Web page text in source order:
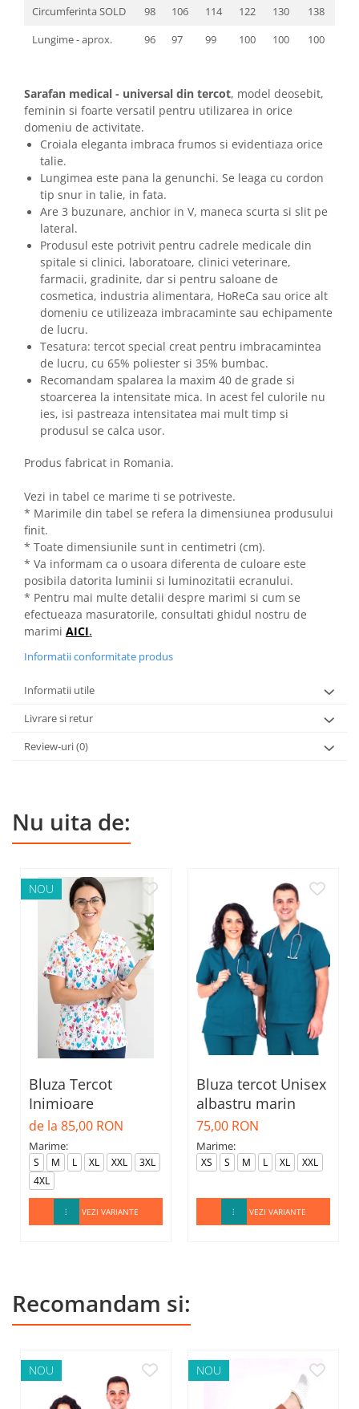
Circumferinta SOLD 98 106 114 122 130
138
Lungime - aprox.
96 97 99 100 100 100
Sarafan medical - universal din tercot, model deosebit,
feminin si foarte versatil pentru utilizarea in orice
domeniu de activitate.
Croiala eleganta imbraca frumos si evidentiaza orice
talie.
Lungimea este pana la genunchi. Se leaga cu cordon
tip snur in talie, in fata.
Are 3 buzunare, anchior in V, maneca scurta si slit pe
lateral.
Produsul este potrivit pentru cadrele medicale din
spitale si clinici, laboratoare, clinici veterinare,
farmacii, gradinite, dar si pentru saloane de
cosmetica, industria alimentara, HoReCa sau orice alt
domeniu ce utilizeaza imbracaminte sau echipamente
de lucru.
Tesatura: tercot special creat pentru imbracamintea
de lucru, cu 65% poliester si 35% bumbac.
Recomandam spalarea la maxim 40 de grade si
stoarcerea la intensitate mica. In acest fel culorile nu
ies, isi pastreaza intensitatea mai mult timp si
produsul se calca usor.
Produs fabricat in Romania.
Vezi in tabel ce marime ti se potriveste.
* Marimile din tabel se refera la dimensiunea produsului
finit.
* Toate dimensiunile sunt in centimetri (cm).
* Va informam ca o usoara diferenta de culoare este
posibila datorita luminii si luminozitatii ecranului.
* Pentru mai multe detalii despre marimi si cum se
efectueaza masuratorile, consultati ghidul nostru de
marimi AICI.
Informatii conformitate produs
Informatii utile
Livrare si retur
Review-uri(0)
Nu uita de:
NOU
Bluza Tercot
Inimioare
de la 85,00 RON
Marime:
S M L XL XXL
3XL
4XL
VEZI VARIANTE
Bluza tercot Unisex
albastru marin
75,00 RON
Marime:
XS S M L XL XXL
VEZI VARIANTE
Recomandam si:
NOU NOU